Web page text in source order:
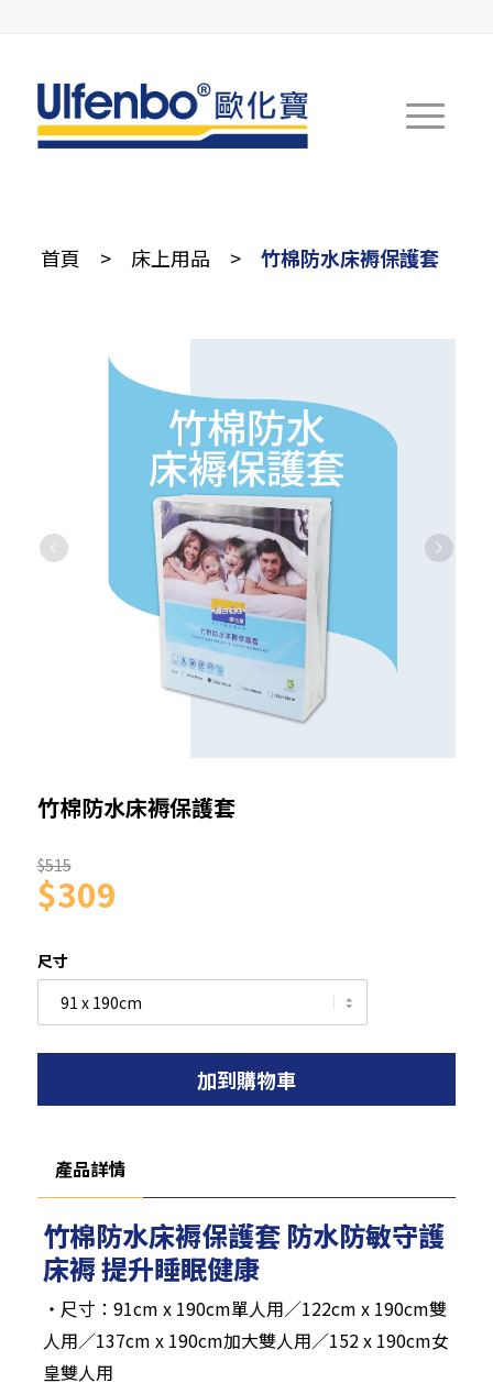
首頁 > 床上用品 > 竹棉防水床褥保護套
竹棉防水床褥保護套
$515
$309
尺寸
加到購物車
產品詳情
竹棉防水床褥保護套 防水防敏守護
床褥 提升睡眠健康
‧尺寸：91cm x 190cm單人用／122cm x 190cm雙
人用／137cm x 190cm加大雙人用／152 x 190cm女
皇雙人用